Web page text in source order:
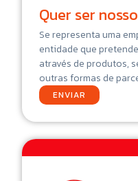
Quer ser
Se representa uma
entidade que
através de produtos,
outras formas de
ENVIAR